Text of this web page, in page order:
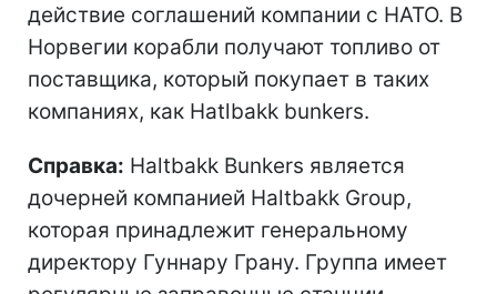
действие соглашений компании с НАТО. В
Норвегии корабли получают топливо от
поставщика, который покупает в таких
компаниях, как Hatlbakk bunkers.
Справка: Haltbakk Bunkers является
дочерней компанией Haltbakk Group,
которая принадлежит генеральному
директору Гуннару Грану. Группа имеет